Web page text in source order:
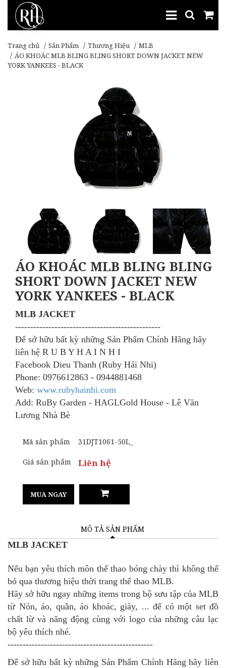
Trang chủ Sản Phẩm Thương Hiệu
MLB
ÁO KHOÁC MLB BLING BLING SHORT DOWN JACKET NEW
YORK YANKEES - BLACK
ÁO KHOÁC MLB BLING BLING
SHORT DOWN JACKET NEW
YORK YANKEES - BLACK
MLB JACKET
​------------------------------------------------
Để sở hữu bất kỳ những Sản Phẩm Chính Hãng hãy
liên hệ R U B Y H A I N H I
Facebook Dieu Thanh (Ruby Hải Nhi)
Phone: 0976612863 - 0944881468
Web: www.rubyhainhi.com
Add: RuBy Garden - HAGLGold House - Lê Văn
Lương Nhà Bè
Mã sản phẩm 31DJT1061-50L_
Giá sản phẩm Liên hệ
MUA NGAY
MÔ TẢ SẢN PHẨM
MLB JACKET
Nếu bạn yêu thích môn thể thao bóng chày thì không thể
bỏ qua thương hiệu thời trang thể thao MLB.
Hãy sở hữu ngay những items trong bộ sưu tập của MLB
từ Nón, áo, quần, áo khoác, giày, ... để có một set đồ
chất lừ và năng động cùng với logo của những câu lạc
bộ yêu thích nhé.
------------------------------------------------
Để sở hữu bất kỳ những Sản Phẩm Chính Hãnghãy liên